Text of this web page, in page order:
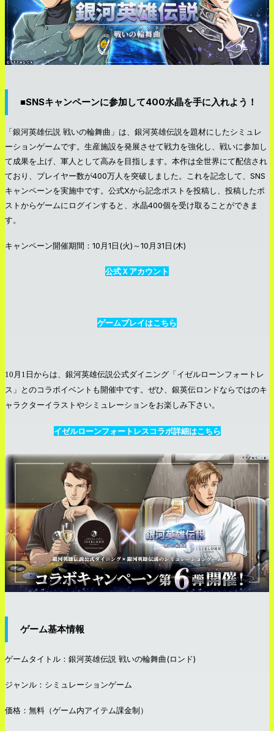
■SNSキャンペーンに参加して400水晶を手に入れよう！
「銀河英雄伝説 戦いの輪舞曲」は、銀河英雄伝説を題材にしたシミュレ
ーションゲームです。生産施設を発展させて戦力を強化し、戦いに参加し
て成果を上げ、軍人として高みを目指します。本作は全世界にて配信され
ており、プレイヤー数が400万人を突破しました。これを記念して、SNS
キャンペーンを実施中です。公式Xから記念ポストを投稿し、投稿したポ
ストからゲームにログインすると、水晶400個を受け取ることができま
す。
キャンペーン開催期間：10月1日(火)～10月31日(木)
公式Ｘアカウント
ゲームプレイはこちら
10月1日からは、銀河英雄伝説公式ダイニング「イゼルローンフォートレ
ス」とのコラボイベントも開催中です。ぜひ、銀英伝ロンドならではのキ
ャラクターイラストやシミュレーションをお楽しみ下さい。
イゼルローンフォートレスコラボ詳細はこちら
ゲーム基本情報
ゲームタイトル：銀河英雄伝説 戦いの輪舞曲(ロンド)
ジャンル：シミュレーションゲーム
価格：無料（ゲーム内アイテム課金制）